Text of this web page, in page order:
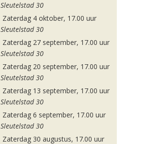
Sleutelstad 30
Zaterdag 4 oktober, 17.00 uur
Sleutelstad 30
Zaterdag 27 september, 17.00 uur
Sleutelstad 30
Zaterdag 20 september, 17.00 uur
Sleutelstad 30
Zaterdag 13 september, 17.00 uur
Sleutelstad 30
Zaterdag 6 september, 17.00 uur
Sleutelstad 30
Zaterdag 30 augustus, 17.00 uur